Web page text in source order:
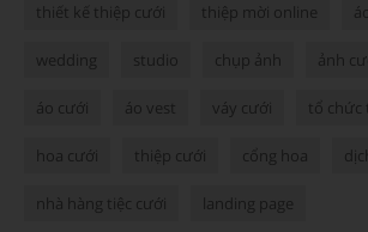
thiết kế thiệp cưới thiệp mời online
wedding studio chụp ảnh ảnh
áo cưới áo vest váy cưới tổ chức
hoa cưới thiệp cưới cổng hoa
nhà hàng tiệc cưới landing page